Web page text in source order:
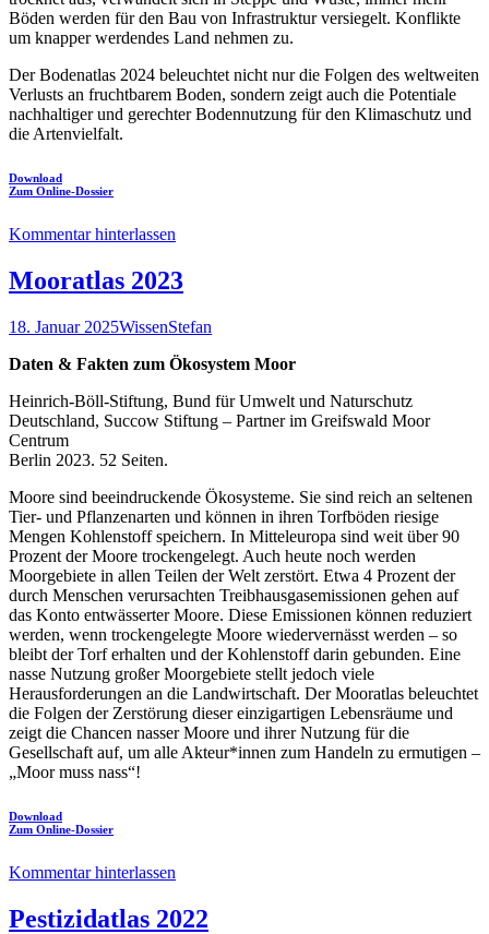
Böden werden für den Bau von Infrastruktur versiegelt. Konflikte
um knapper werdendes Land nehmen zu.
Der Bodenatlas 2024 beleuchtet nicht nur die Folgen des weltweiten
Verlusts an fruchtbarem Boden, sondern zeigt auch die Potentiale
nachhaltiger und gerechter Bodennutzung für den Klimaschutz und
die Artenvielfalt.
Download
Zum Online-Dossier
Kommentar hinterlassen
Mooratlas 2023
18. Januar 2025WissenStefan
Daten & Fakten zum Ökosystem Moor
Heinrich-Böll-Stiftung, Bund für Umwelt und Naturschutz
Deutschland, Succow Stiftung – Partner im Greifswald Moor
Centrum
Berlin 2023. 52 Seiten.
Moore sind beeindruckende Ökosysteme. Sie sind reich an seltenen
Tier- und Pflanzenarten und können in ihren Torfböden riesige
Mengen Kohlenstoff speichern. In Mitteleuropa sind weit über 90
Prozent der Moore trockengelegt. Auch heute noch werden
Moorgebiete in allen Teilen der Welt zerstört. Etwa 4 Prozent der
durch Menschen verursachten Treibhausgasemissionen gehen auf
das Konto entwässerter Moore. Diese Emissionen können reduziert
werden, wenn trockengelegte Moore wiedervernässt werden – so
bleibt der Torf erhalten und der Kohlenstoff darin gebunden. Eine
nasse Nutzung großer Moorgebiete stellt jedoch viele
Herausforderungen an die Landwirtschaft. Der Mooratlas beleuchtet
die Folgen der Zerstörung dieser einzigartigen Lebensräume und
zeigt die Chancen nasser Moore und ihrer Nutzung für die
Gesellschaft auf, um alle Akteur*innen zum Handeln zu ermutigen –
„Moor muss nass“!
Download
Zum Online-Dossier
Kommentar hinterlassen
Pestizidatlas 2022